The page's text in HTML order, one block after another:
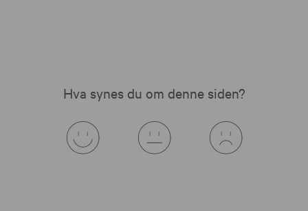
Hva synes du om denne siden?